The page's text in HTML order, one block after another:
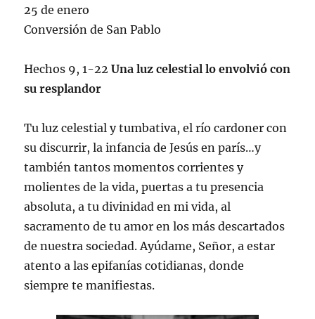
25 de enero
Conversión de San Pablo
Hechos 9, 1-22Una luz celestial lo envolvió con
su resplandor
Tu luz celestial y tumbativa, el río cardoner con
su discurrir, la infancia de Jesús en parís…y
también tantos momentos corrientes y
molientes de la vida, puertas a tu presencia
absoluta, a tu divinidad en mi vida, al
sacramento de tu amor en los más descartados
de nuestra sociedad. Ayúdame, Señor, a estar
atento a las epifanías cotidianas, donde
siempre te manifiestas.